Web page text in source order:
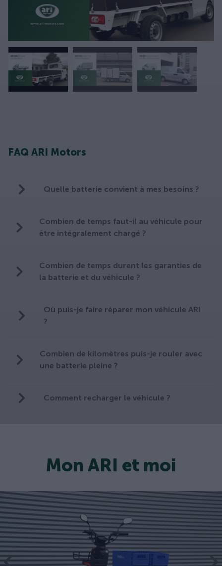
FAQ ARI Motors
Quelle batterie convient à mes besoins ?
Combien de temps faut-il au véhicule pour
être intégralement chargé ?
Combien de temps durent les garanties de
la batterie et du véhicule ?
Où puis-je faire réparer mon véhicule ARI
?
Combien de kilomètres puis-je rouler avec
une batterie pleine ?
Comment recharger le véhicule ?
Mon ARI et moi